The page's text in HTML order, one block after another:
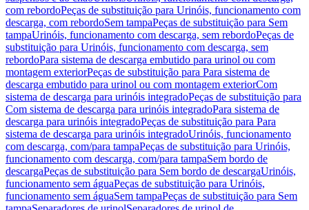
com rebordoPeças de substituição para Urinóis, funcionamento com
descarga, com rebordoSem tampaPeças de substituição para Sem
tampaUrinóis, funcionamento com descarga, sem rebordoPeças de
substituição para Urinóis, funcionamento com descarga, sem
rebordoPara sistema de descarga embutido para urinol ou com
montagem exteriorPeças de substituição para Para sistema de
descarga embutido para urinol ou com montagem exteriorCom
sistema de descarga para urinóis integradoPeças de substituição para
Com sistema de descarga para urinóis integradoPara sistema de
descarga para urinóis integradoPeças de substituição para Para
sistema de descarga para urinóis integradoUrinóis, funcionamento
com descarga, com/para tampaPeças de substituição para Urinóis,
funcionamento com descarga, com/para tampaSem bordo de
descargaPeças de substituição para Sem bordo de descargaUrinóis,
funcionamento sem águaPeças de substituição para Urinóis,
funcionamento sem águaSem tampaPeças de substituição para Sem